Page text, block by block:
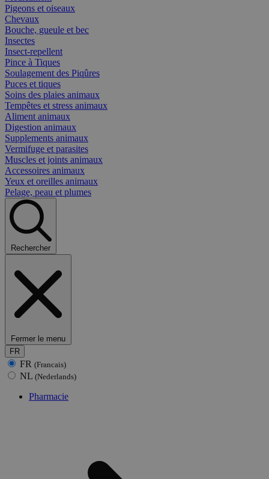
Pigeons et oiseaux
Chevaux
Bouche, gueule et bec
Insectes
Insect-repellent
Pince à Tiques
Soulagement des Piqûres
Puces et tiques
Soins des plaies animaux
Tempêtes et stress animaux
Aliment animaux
Digestion animaux
Supplements animaux
Vermifuge et parasites
Muscles et joints animaux
Accessoires animaux
Yeux et oreilles animaux
Pelage, peau et plumes
Rechercher
Fermer le menu
FR
FR (Francais)
NL (Nederlands)
Pharmacie